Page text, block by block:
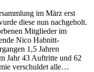
im März erst
diese nun nachgeholt.
Mitglieder im
Nico Habnitt-
1,5 Jahren
Jahr 43 Auftritte und 62
verschuldet alle…